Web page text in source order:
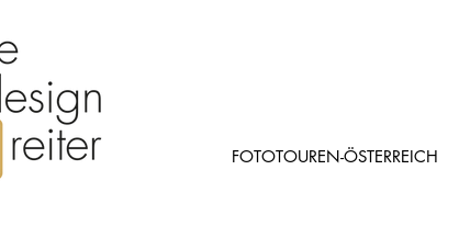
FOTOTOUREN-ÖSTERREICH